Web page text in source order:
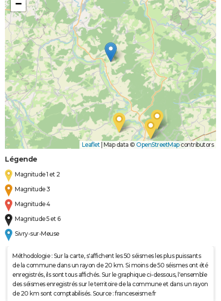
−
Leaflet Map data © OpenStreetMapcontributors
Légende
Magnitude 1 et 2
Magnitude 3
Magnitude 4
Magnitude 5 et 6
Sivry-sur-Meuse
Méthodologie : Sur la carte, s'affichent les 50 séismes les plus puissants
de la commune dans un rayon de 20 km. Si moins de 50 séismes ont été
enregistrés, ils sont tous affichés. Sur le graphique ci-dessous, l'ensemble
des séismes enregistrés sur le territoire de la commune et dans un rayon
de 20 km sont comptabilisés. Source : franceseisme.fr